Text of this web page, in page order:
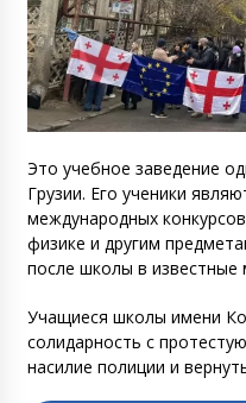
Это учебное заведение
Грузии. Его ученики
международных
физике и другим
после школы в известные
Учащиеся школы имени
солидарность с
насилие полиции и